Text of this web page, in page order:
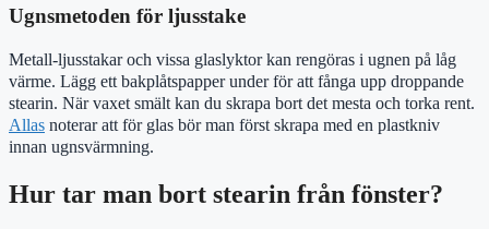
Ugnsmetoden för ljusstake
Metall-ljusstakar och vissa glaslyktor kan rengöras i ugnen på låg
värme. Lägg ett bakplåtspapper under för att fånga upp droppande
stearin. När vaxet smält kan du skrapa bort det mesta och torka rent.
Allas noterar att för glas bör man först skrapa med en plastkniv
innan ugnsvärmning.
Hur tar man bort stearin från fönster?